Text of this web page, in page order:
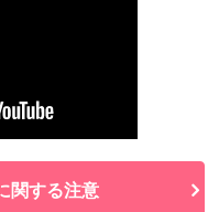
関する注意